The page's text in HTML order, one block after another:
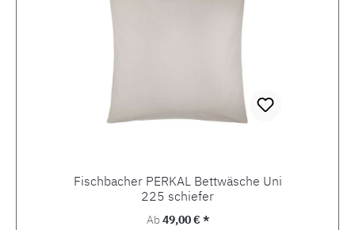
Fischbacher PERKAL Bettwäsche Uni
225 schiefer
Regulärer Preis:
Ab49,00 € *